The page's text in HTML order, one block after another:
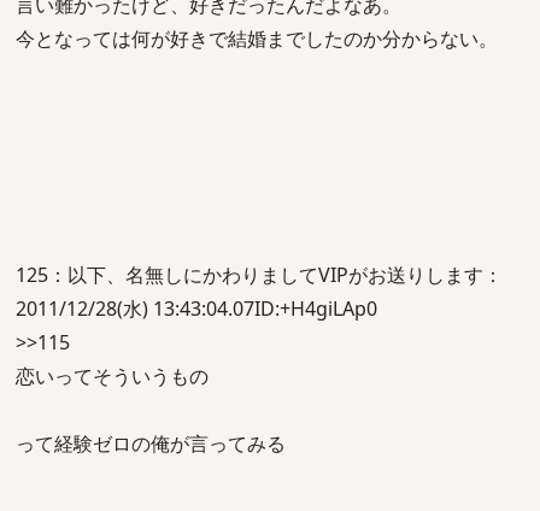
今となっては何が好きで結婚までしたのか分からない。
125：以下、名無しにかわりましてVIPがお送りします：
2011/12/28(水) 13:43:04.07ID:+H4giLAp0
>>115
恋いってそういうもの
って経験ゼロの俺が言ってみる